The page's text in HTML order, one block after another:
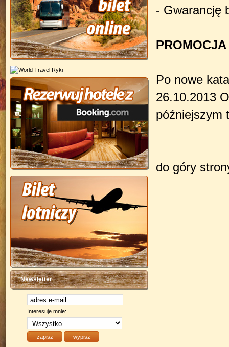
Newsletter
Interesuje mnie:
- Gwarancję
Po nowe
26.10.2013
późniejszym
do góry